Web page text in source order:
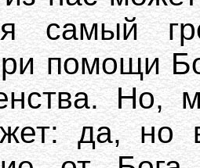
самый
помощи
Но,
да, но